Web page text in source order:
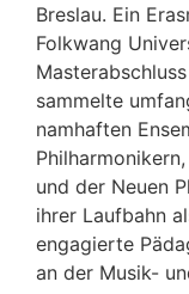
Breslau. Ein
Folkwang
sammelte
namhaften
und der Neuen
ihrer Laufbahn
engagierte
an der Musik-